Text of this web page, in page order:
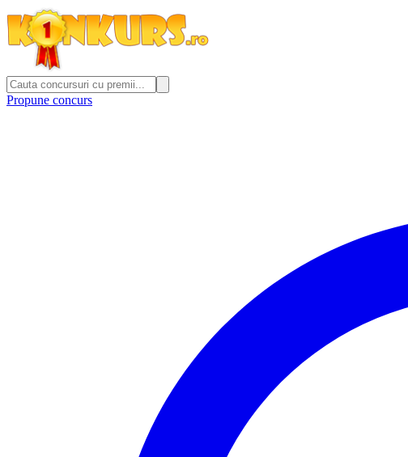
Propune concurs